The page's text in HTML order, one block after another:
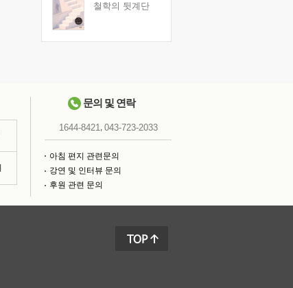
철학의 뒷계단
문의 및 연락
1644-8421, 043-723-2033
아침 편지 관련문의
강연 및 인터뷰 문의
후원 관련 문의